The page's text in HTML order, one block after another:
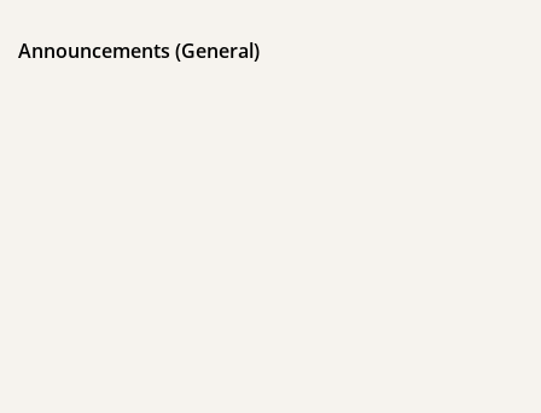
Announcements (General)